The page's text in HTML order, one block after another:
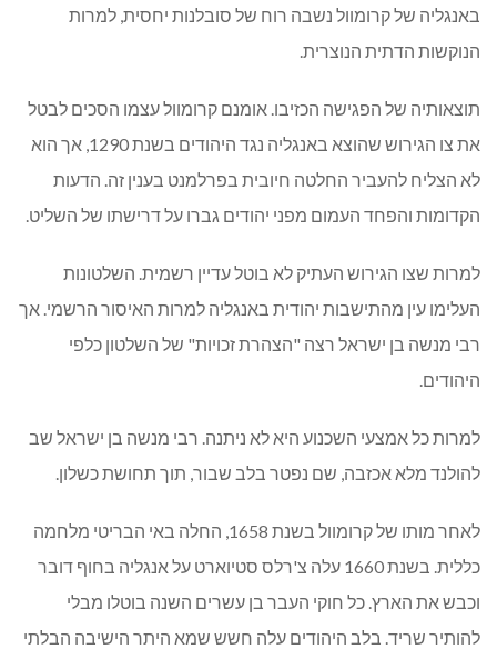
באנגליה של קרומוול נשבה רוח של סובלנות יחסית, למרות
הנוקשות הדתית הנוצרית.
תוצאותיה של הפגישה הכזיבו. אומנם קרומוול עצמו הסכים לבטל
את צו הגירוש שהוצא באנגליה נגד היהודים בשנת 1290, אך הוא
לא הצליח להעביר החלטה חיובית בפרלמנט בענין זה. הדעות
הקדומות והפחד העמום מפני יהודים גברו על דרישתו של השליט.
למרות שצו הגירוש העתיק לא בוטל עדיין רשמית. השלטונות
העלימו עין מהתישבות יהודית באנגליה למרות האיסור הרשמי. אך
רבי מנשה בן ישראל רצה "הצהרת זכויות" של השלטון כלפי
היהודים.
למרות כל אמצעי השכנוע היא לא ניתנה. רבי מנשה בן ישראל שב
להולנד מלא אכזבה, שם נפטר בלב שבור, תוך תחושת כשלון.
לאחר מותו של קרומוול בשנת 1658, החלה באי הבריטי מלחמה
כללית. בשנת 1660 עלה צ'רלס סטיוארט על אנגליה בחוף דובר
וכבש את הארץ. כל חוקי העבר בן עשרים השנה בוטלו מבלי
להותיר שריד. בלב היהודים עלה חשש שמא היתר הישיבה הבלתי